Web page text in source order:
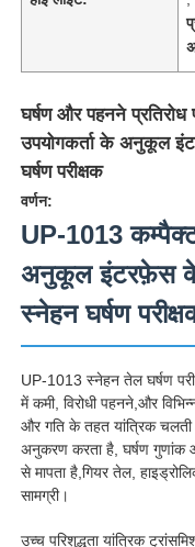
होम
उत्पाद
हमारे बारे में
घर्षण और पहनने
उपयोगकर्ता के अनुकूल
घर्षण परीक्षक
वर्णन:
UP-1013
अनुकूल इंटरफ़ेस के
स्नेहन घर्षण
UP-1013 स्नेहन तेल घर्षण
में कमी, विरोधी पहनने,और
और गति के तहत यांत्रिक चलती
अनुकरण करता है, घर्षण गुणांक
से मापता है,गियर तेल,
सामग्री।
उच्च परिशुद्धता यांत्रिक